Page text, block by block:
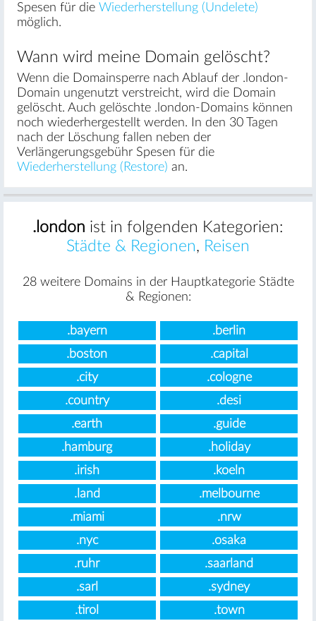
Spesen für die Wiederherstellung (Undelete)
möglich.
Wann wird meine Domain gelöscht?
Wenn die Domainsperre nach Ablauf der .london-
Domain ungenutzt verstreicht, wird die Domain
gelöscht. Auch gelöschte .london-Domains können
noch wiederhergestellt werden. In den 30 Tagen
nach der Löschung fallen neben der
Verlängerungsgebühr Spesen für die
Wiederherstellung (Restore) an.
.london ist in folgenden Kategorien:
Städte & Regionen, Reisen
28 weitere Domains in der Hauptkategorie Städte
& Regionen:
.bayern
.berlin
.boston
.capital
.city
.cologne
.country
.desi
.earth
.guide
.hamburg
.holiday
.irish
.koeln
.land
.melbourne
.miami
.nrw
.nyc
.osaka
.ruhr
.saarland
.sarl
.sydney
.tirol
.town